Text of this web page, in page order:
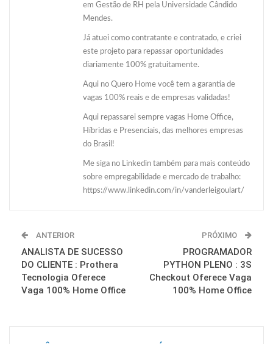
em Gestão de RH pela Universidade Cândido
Mendes.
Já atuei como contratante e contratado, e criei
este projeto para repassar oportunidades
diariamente 100% gratuitamente.
Aqui no Quero Home você tem a garantia de
vagas 100% reais e de empresas validadas!
Aqui repassarei sempre vagas Home Office,
Híbridas e Presenciais, das melhores empresas
do Brasil!
Me siga no Linkedin também para mais conteúdo
sobre empregabilidade e mercado de trabalho:
https://www.linkedin.com/in/vanderleigoulart/
ANTERIOR
ANALISTA DE SUCESSO
DO CLIENTE : Prothera
Tecnologia Oferece
Vaga 100% Home Office
PRÓXIMO
PROGRAMADOR
PYTHON PLENO : 3S
Checkout Oferece Vaga
100% Home Office